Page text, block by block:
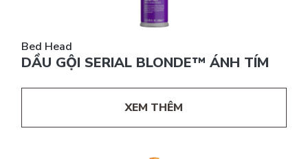
Bed Head
DẦU GỘI SERIAL BLONDE™ ÁNH TÍM
XEM THÊM